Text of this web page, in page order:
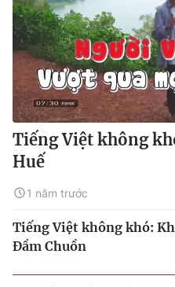
Tiếng Việt không
Huế
1 năm trước
Tiếng Việt không khó:
Đầm Chuồn